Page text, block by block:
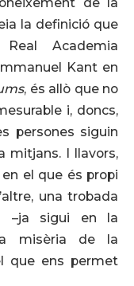
de la
la definició que
Academia
Kant en
, és allò que no
i, doncs,
persones siguin
mitjans. I llavors,
en el que és propi
una trobada
–ja sigui en la
misèria de la
que ens permet